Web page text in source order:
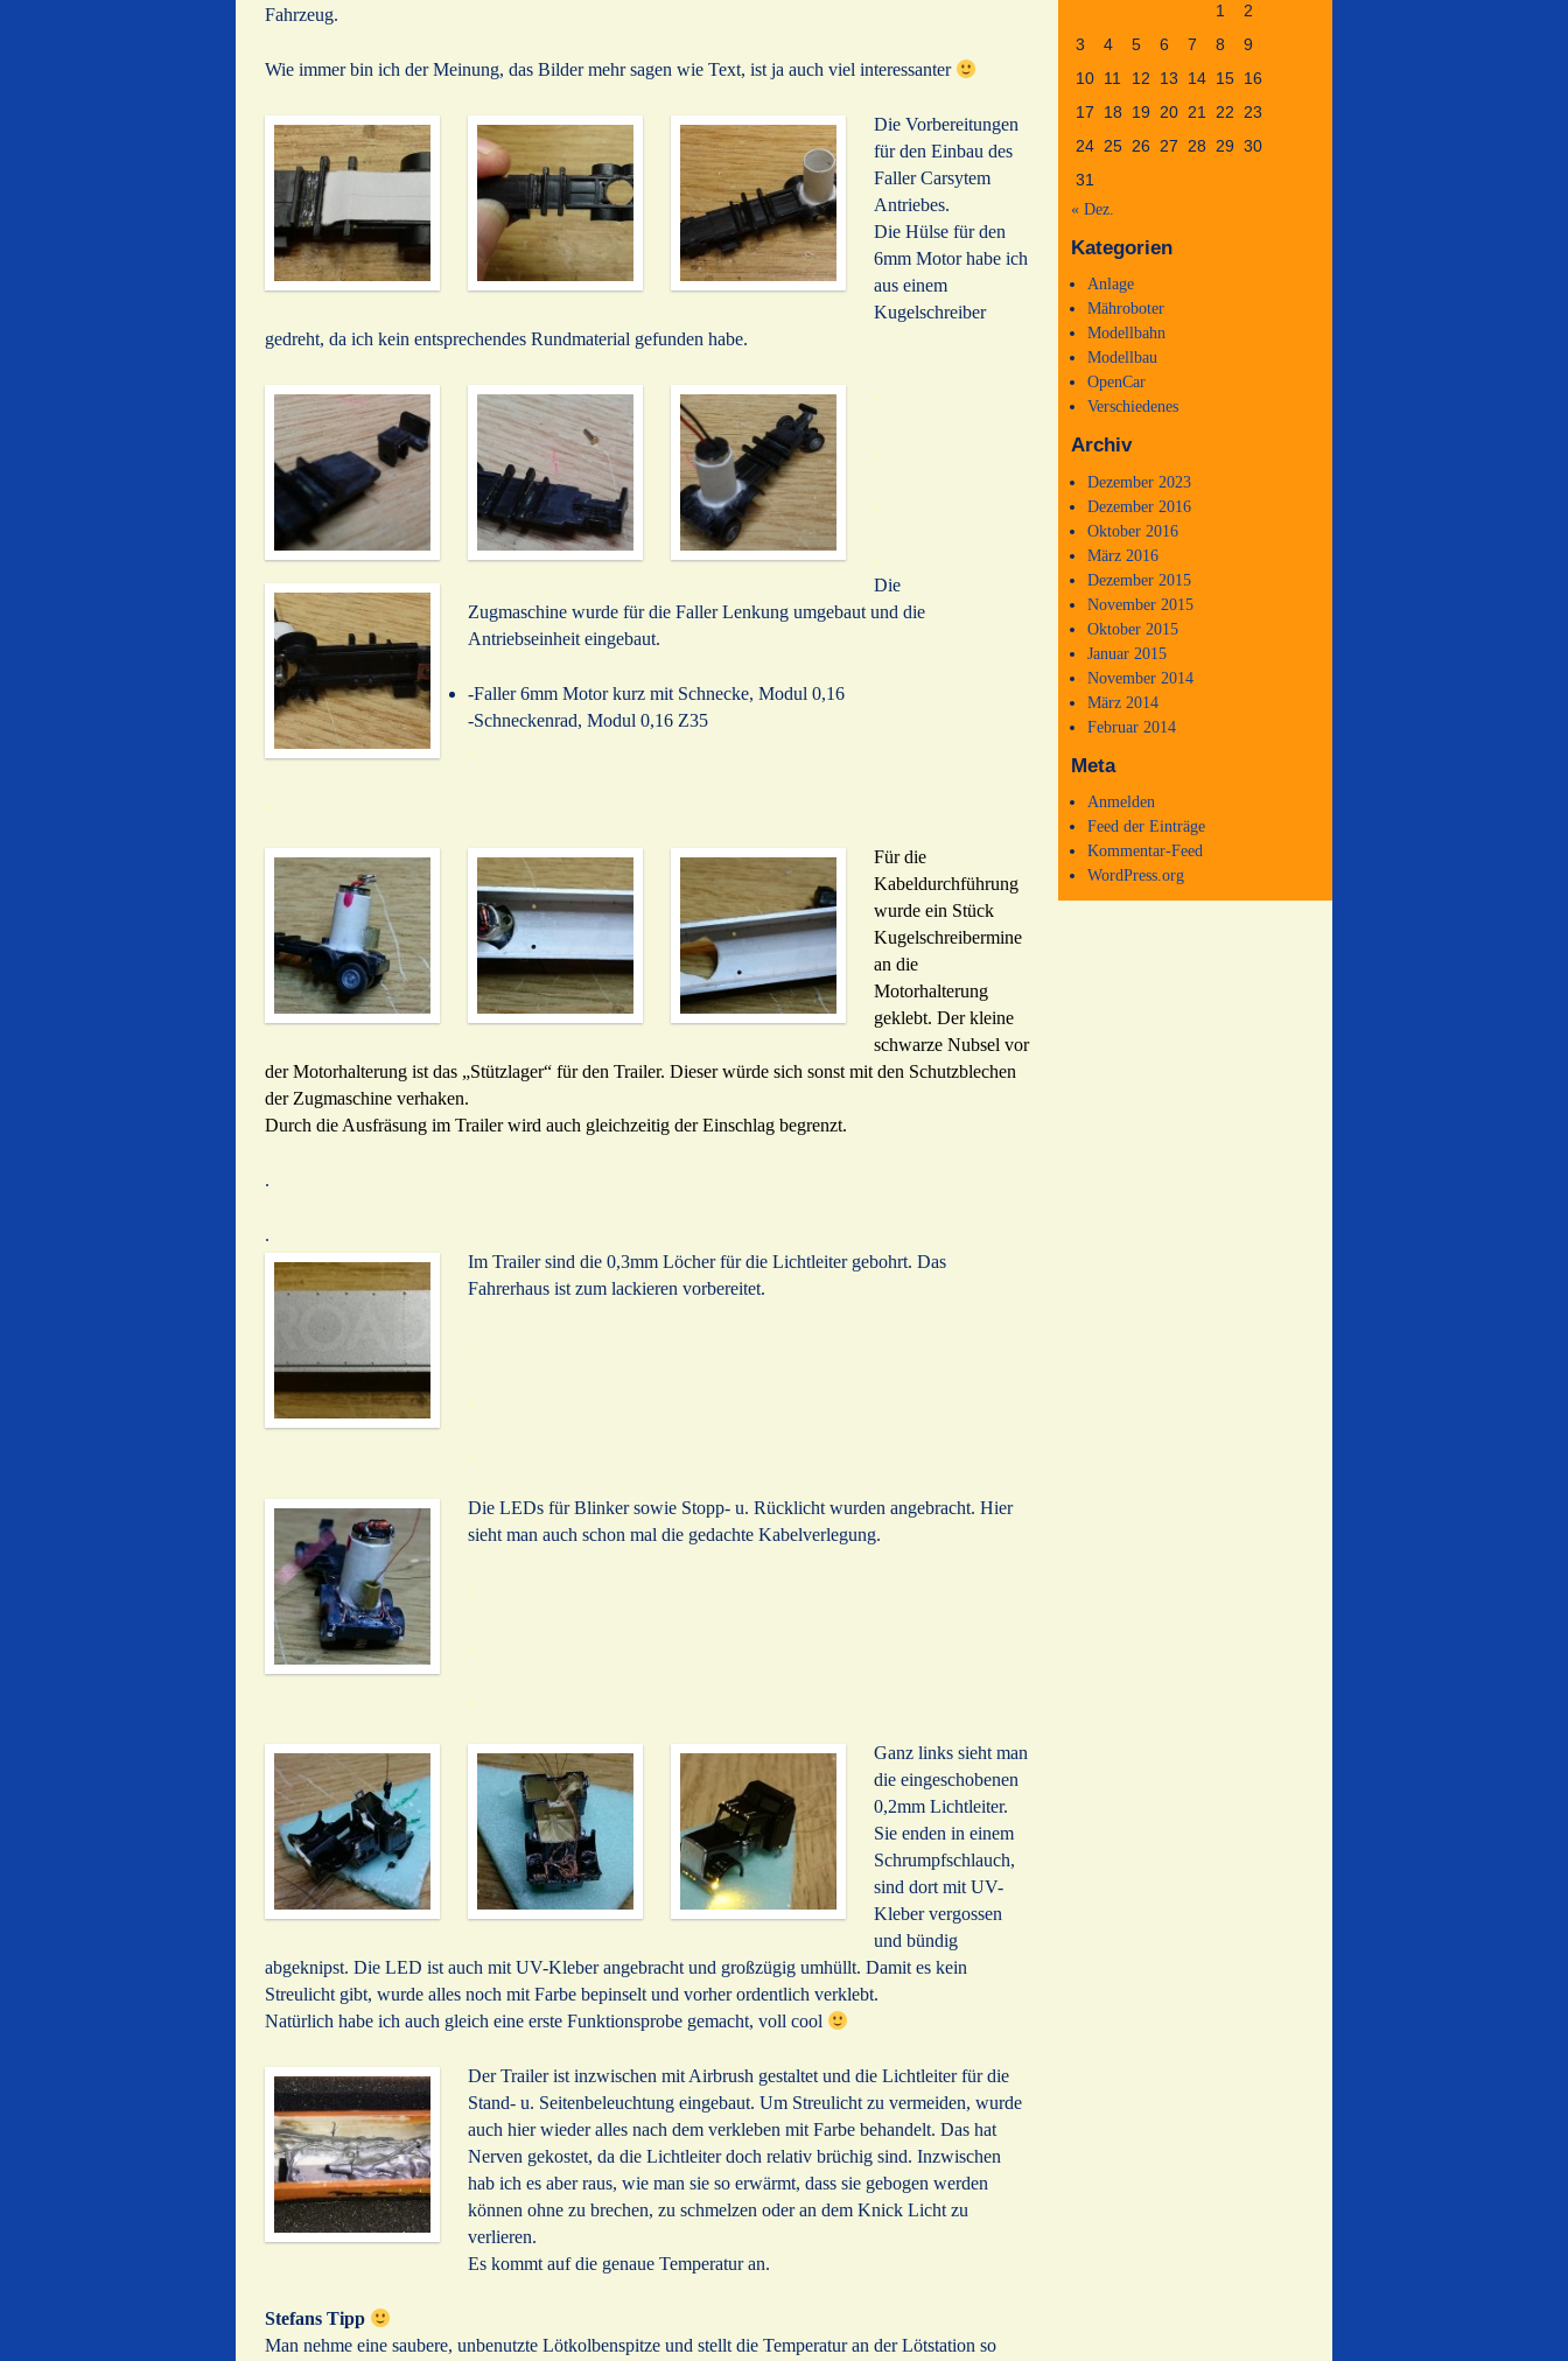
Fahrzeug.
Wie immer bin ich der Meinung, das Bilder mehr sagen wie Text, ist ja auch viel interessanter
Die Vorbereitungen
für den Einbau des
Faller Carsytem
Antriebes.
Die Hülse für den
6mm Motor habe ich
aus einem
Kugelschreiber
gedreht, da ich kein entsprechendes Rundmaterial gefunden habe.
.
.
.
.
Die
Zugmaschine wurde für die Faller Lenkung umgebaut und die
Antriebseinheit eingebaut.
-Faller 6mm Motor kurz mit Schnecke, Modul 0,16
-Schneckenrad, Modul 0,16 Z35
.
.
Für die
Kabeldurchführung
wurde ein Stück
Kugelschreibermine
an die
Motorhalterung
geklebt. Der kleine
schwarze Nubsel vor
der Motorhalterung ist das „Stützlager“ für den Trailer. Dieser würde sich sonst mit den Schutzblechen
der Zugmaschine verhaken.
Durch die Ausfräsung im Trailer wird auch gleichzeitig der Einschlag begrenzt.
.
.
Im Trailer sind die 0,3mm Löcher für die Lichtleiter gebohrt. Das
Fahrerhaus ist zum lackieren vorbereitet.
.
.
.
Die LEDs für Blinker sowie Stopp- u. Rücklicht wurden angebracht. Hier
sieht man auch schon mal die gedachte Kabelverlegung.
.
.
.
Ganz links sieht man
die eingeschobenen
0,2mm Lichtleiter.
Sie enden in einem
Schrumpfschlauch,
sind dort mit UV-
Kleber vergossen
und bündig
abgeknipst. Die LED ist auch mit UV-Kleber angebracht und großzügig umhüllt. Damit es kein
Streulicht gibt, wurde alles noch mit Farbe bepinselt und vorher ordentlich verklebt.
Natürlich habe ich auch gleich eine erste Funktionsprobe gemacht, voll cool
Der Trailer ist inzwischen mit Airbrush gestaltet und die Lichtleiter für die
Stand- u. Seitenbeleuchtung eingebaut. Um Streulicht zu vermeiden, wurde
auch hier wieder alles nach dem verkleben mit Farbe behandelt. Das hat
Nerven gekostet, da die Lichtleiter doch relativ brüchig sind. Inzwischen
hab ich es aber raus, wie man sie so erwärmt, dass sie gebogen werden
können ohne zu brechen, zu schmelzen oder an dem Knick Licht zu
verlieren.
Es kommt auf die genaue Temperatur an.
Stefans Tipp
Man nehme eine saubere, unbenutzte Lötkolbenspitze und stellt die Temperatur an der Lötstation so
1
2
3
4 5 6 7 8
9
10 11 12 13 14 15 16
17
18 19 20 21 22
23
24 25 26 27 28 29 30
31
« Dez.
Kategorien
Anlage
Mähroboter
Modellbahn
Modellbau
OpenCar
Verschiedenes
Archiv
Dezember 2023
Dezember 2016
Oktober 2016
März 2016
Dezember 2015
November 2015
Oktober 2015
Januar 2015
November 2014
März 2014
Februar 2014
Meta
Anmelden
Feed der Einträge
Kommentar-Feed
WordPress.org